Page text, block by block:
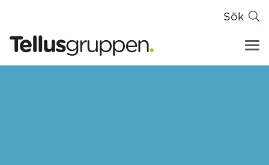
Sök
Hoppa till innehåll
Tellusgruppen